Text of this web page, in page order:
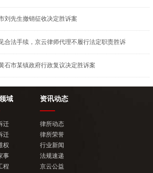
刘先生撤销征收决定胜诉案
合法手续，京云律师代理不履行法定职责胜诉
石市某镇政府行政复议决定胜诉案
域
迁
迁
权
事
程
资讯动态
律所动态
律所荣誉
行业新闻
法规速递
京云公益